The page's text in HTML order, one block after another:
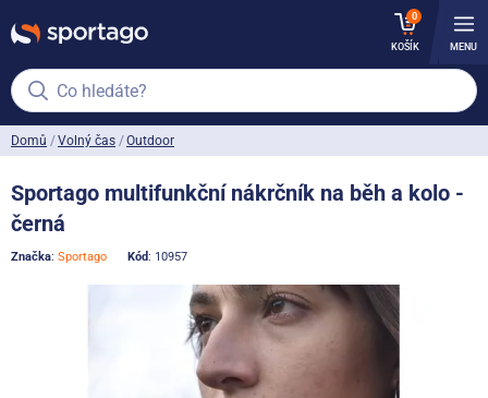
0
KOŠÍK MENU
Co hledáte?
Domů Volný čas Outdoor
Značka: Sportago Kód: 10957
Sportago multifunkční nákrčník na běh a kolo -
černá